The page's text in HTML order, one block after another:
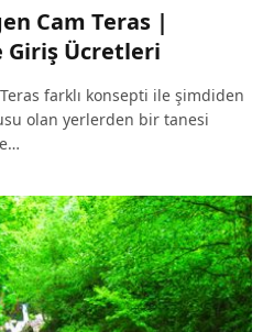
Cam Teras |
Giriş Ücretleri
farklı konsepti ile şimdiden
olan yerlerden bir tanesi